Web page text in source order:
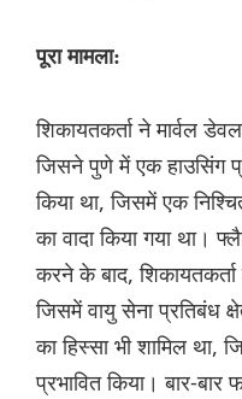
पूरा मामला:
शिकायतकर्ता ने मार्वल
जिसने पुणे में एक हाउसिंग
किया था, जिसमें एक
का वादा किया गया था।
करने के बाद,
जिसमें वायु सेना प्रतिबंध
का हिस्सा भी शामिल था,
प्रभावित किया। बार-